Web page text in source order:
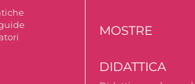
MOSTRE
DIDATTICA